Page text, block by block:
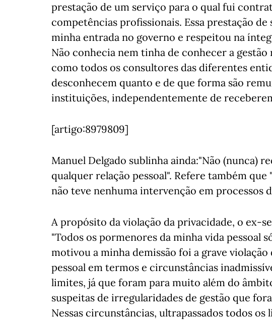
prestação de um serviço para o qual fui
competências profissionais. Essa prestação
minha entrada no governo e respeitou na
Não conhecia nem tinha de conhecer a
como todos os consultores das diferentes
desconhecem quanto e de que forma são
instituições, independentemente de
[artigo:8979809]
Manuel Delgado sublinha ainda:"Não (nunca)
qualquer relação pessoal". Refere também
não teve nenhuma intervenção em processos
A propósito da violação da privacidade, o ex-
"Todos os pormenores da minha vida pessoal
motivou a minha demissão foi a grave
pessoal em termos e circunstâncias
limites, já que foram para muito além do
suspeitas de irregularidades de gestão que
Nessas circunstâncias, ultrapassados todos os